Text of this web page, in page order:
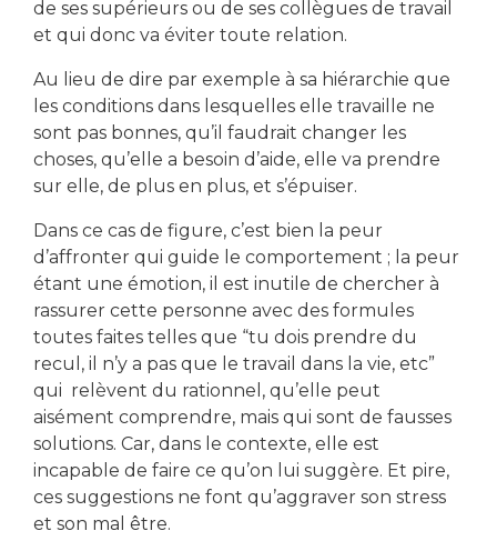
de ses supérieurs ou de ses collègues de travail
et qui donc va éviter toute relation.
Au lieu de dire par exemple à sa hiérarchie que
les conditions dans lesquelles elle travaille ne
sont pas bonnes, qu’il faudrait changer les
choses, qu’elle a besoin d’aide, elle va prendre
sur elle, de plus en plus, et s’épuiser.
Dans ce cas de figure, c’est bien la peur
d’affronter qui guide le comportement ; la peur
étant une émotion, il est inutile de chercher à
rassurer cette personne avec des formules
toutes faites telles que “tu dois prendre du
recul, il n’y a pas que le travail dans la vie, etc”
qui relèvent du rationnel, qu’elle peut
aisément comprendre, mais qui sont de fausses
solutions. Car, dans le contexte, elle est
incapable de faire ce qu’on lui suggère. Et pire,
ces suggestions ne font qu’aggraver son stress
et son mal être.